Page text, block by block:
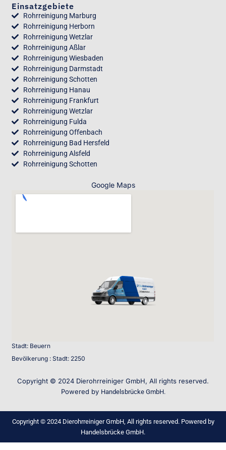
Einsatzgebiete
Rohrreinigung Marburg
Rohrreinigung Herborn
Rohrreinigung Wetzlar
Rohrreinigung Aßlar
Rohrreinigung Wiesbaden
Rohrreinigung Darmstadt
Rohrreinigung Schotten
Rohrreinigung Hanau
Rohrreinigung Frankfurt
Rohrreinigung Wetzlar
Rohrreinigung Fulda
Rohrreinigung Offenbach
Rohrreinigung Bad Hersfeld
Rohrreinigung Alsfeld
Rohrreinigung Schotten
Google Maps
Stadt: Beuern
Bevölkerung : Stadt: 2250
Copyright © 2024 Dierohrreiniger GmbH, All rights reserved.
Powered by Handelsbrücke GmbH.
Copyright © 2024 Dierohrreiniger GmbH, All rights reserved. Powered by
Handelsbrücke GmbH.